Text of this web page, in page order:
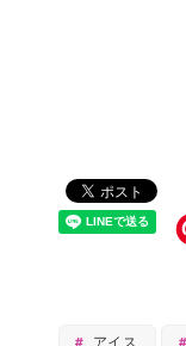
アイス